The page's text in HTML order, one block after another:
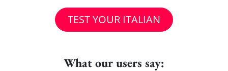
TEST YOUR ITALIAN
What our users say: